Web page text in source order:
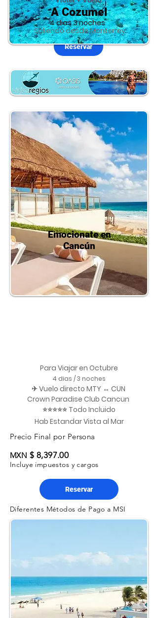
Reservar
A Cozumel
Saliendo desde Monterrey
4 dias 3 noches
Emocionate en
Cancún
Para Viajar en Octubre
4 dias / 3 noches
✈ Vuelo directo MTY ↔ CUN
Crown Paradise Club Cancun
⭐⭐⭐⭐⭐ Todo Incluido
Hab Estandar Vista al Mar
Precio Final por Persona
MXN $ 8,397.00
Incluye impuestos y cargos
Reservar
Diferentes Métodos de Pago a MSI